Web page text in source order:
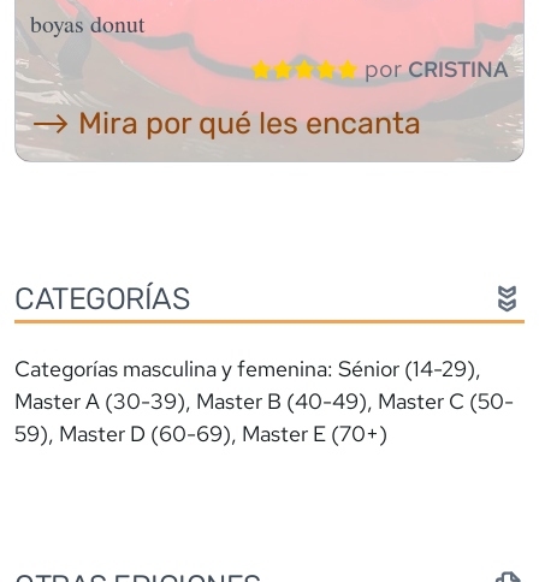
boyas donut
porCRISTINA
⟶ Mira por qué les encanta
CATEGORÍAS
Categorías masculina y femenina: Sénior (14-29),
Master A (30-39), Master B (40-49), Master C (50-
59), Master D (60-69), Master E (70+)